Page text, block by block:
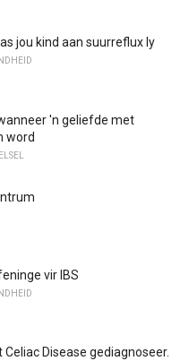
jou kind aan suurreflux ly
'n geliefde met
word
vir IBS
Celiac Disease gediagnoseer.